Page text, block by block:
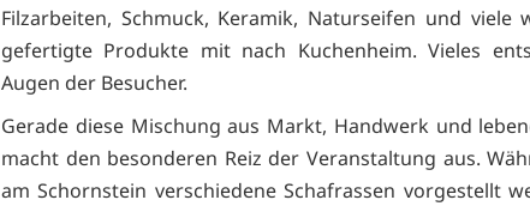
Filzarbeiten, Schmuck, Keramik, Naturseifen und viele
gefertigte Produkte mit nach Kuchenheim. Vieles
Augen der Besucher.
Gerade diese Mischung aus Markt, Handwerk und
macht den besonderen Reiz der Veranstaltung aus.
am Schornstein verschiedene Schafrassen vorgestellt